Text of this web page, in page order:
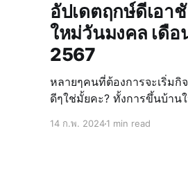
อัปเดตฤกษ์ดีเอา
ใหม่วันมงคล เดือ
2567
หลายๆคนที่ต้องการจะเริ่มกิ
ดีๆใช่มั้ยคะ? ทั้งการขึ้นบ้าน
14 ก.พ. 20241 min read